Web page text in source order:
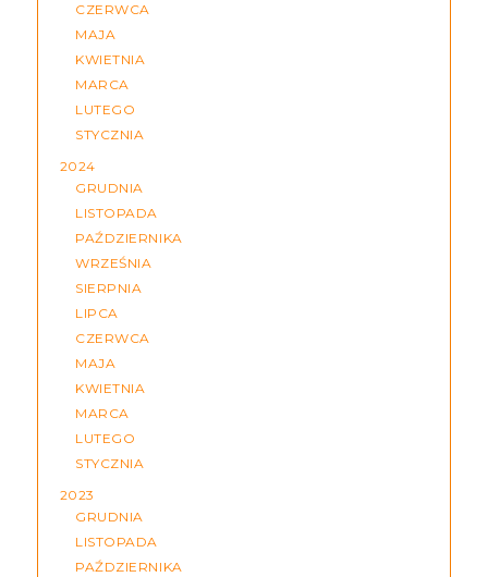
CZERWCA
MAJA
KWIETNIA
MARCA
LUTEGO
STYCZNIA
2024
GRUDNIA
LISTOPADA
PAŹDZIERNIKA
WRZEŚNIA
SIERPNIA
LIPCA
CZERWCA
MAJA
KWIETNIA
MARCA
LUTEGO
STYCZNIA
2023
GRUDNIA
LISTOPADA
PAŹDZIERNIKA